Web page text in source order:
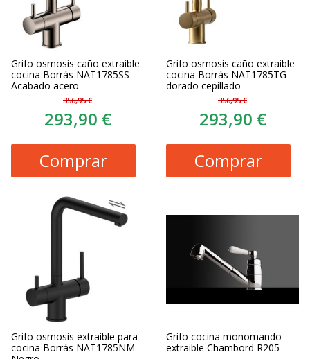
Grifo osmosis caño extraible
cocina Borrás NAT1785SS
Acabado acero
356,95 €
293,90 €
Comprar
Grifo osmosis caño extraible
cocina Borrás NAT1785TG
dorado cepillado
356,95 €
293,90 €
Comprar
Grifo osmosis extraible para
cocina Borrás NAT1785NM
Grifo cocina monomando
extraible Chambord R205